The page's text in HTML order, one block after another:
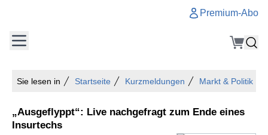
Premium-Abo
Sie lesen in Startseite Kurzmeldungen Markt & Politik
„Ausgeflyppt“: Live nachgefragt zum Ende eines
Insurtechs